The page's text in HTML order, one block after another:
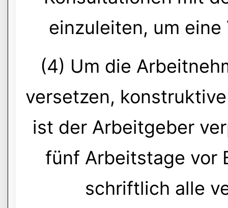
einzuleiten, um
(4) Um die
versetzen,
ist der Arbeitgeber
fünf Arbeitstage vor
schriftlich alle